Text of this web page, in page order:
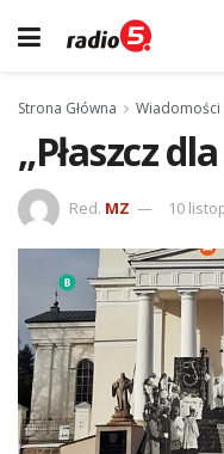
Strona Główna Wiadomości
„Płaszcz
Red. MZ 10